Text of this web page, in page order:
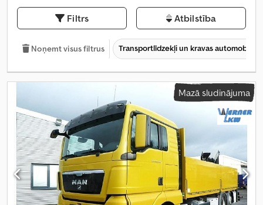
Filtrs Atbilstība
Noņemt visus filtrus Transportlīdzekļi un kravas automobiļi
Mazā sludinājuma